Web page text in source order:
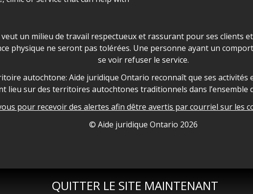
QUITTER LE SITE MAINTENANT
dans les locaux d'AJO.
un milieu de travail respectueux et rassurant pour ses clients
physique ne seront pas tolérées. Une personne ayant un
se voir refuser le service.
acknowledgement
autochtone: Aide juridique Ontario reconnaît que ses activités
lieu sur des territoires autochtones traditionnels dans l’ensemble
pour recevoir des alertes afin dêtre avertis par courriel sur les
© Aide juridique Ontario 2026